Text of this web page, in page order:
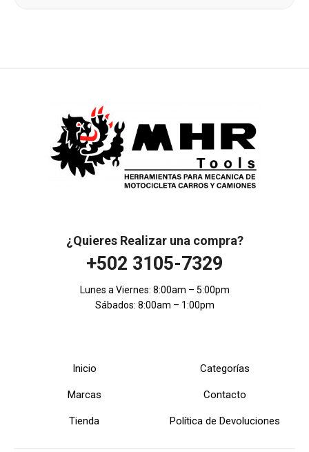
¿Quieres Realizar una compra?
+502 3105-7329
Lunes a Viernes: 8:00am – 5:00pm
Sábados: 8:00am – 1:00pm
Inicio Categorías
Marcas Contacto
Tienda Política de Devoluciones